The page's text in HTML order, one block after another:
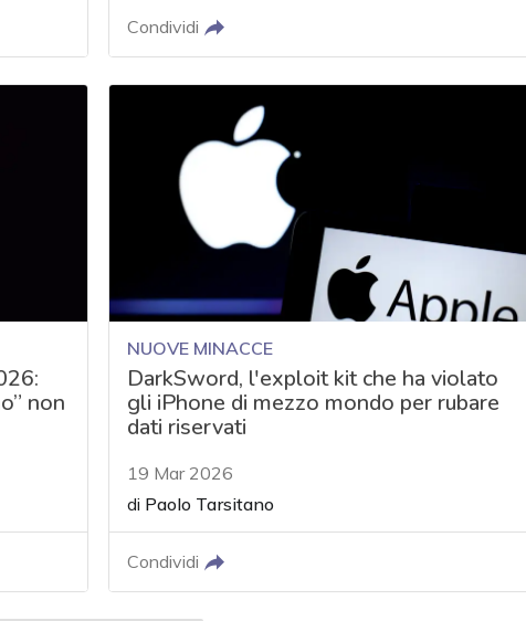
Condividi
non
NUOVE MINACCE
DarkSword, l'exploit kit che ha violato
gli iPhone di mezzo mondo per rubare
dati riservati
19 Mar 2026
di Paolo Tarsitano
Condividi